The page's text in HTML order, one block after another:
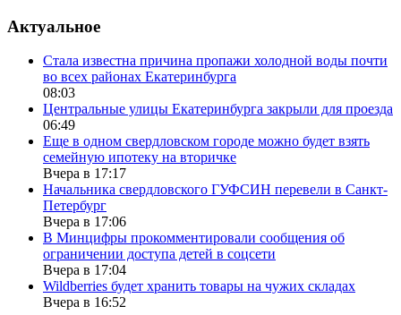
Актуальное
Стала известна причина пропажи холодной воды почти
во всех районах Екатеринбурга
08:03
Центральные улицы Екатеринбурга закрыли для проезда
06:49
Еще в одном свердловском городе можно будет взять
семейную ипотеку на вторичке
Вчера в 17:17
Начальника свердловского ГУФСИН перевели в Санкт-
Петербург
Вчера в 17:06
В Минцифры прокомментировали сообщения об
ограничении доступа детей в соцсети
Вчера в 17:04
Wildberries будет хранить товары на чужих складах
Вчера в 16:52